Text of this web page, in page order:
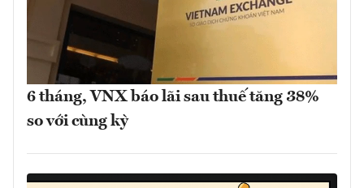
6 tháng, VNX báo lãi sau thuế tăng 38%
so với cùng kỳ